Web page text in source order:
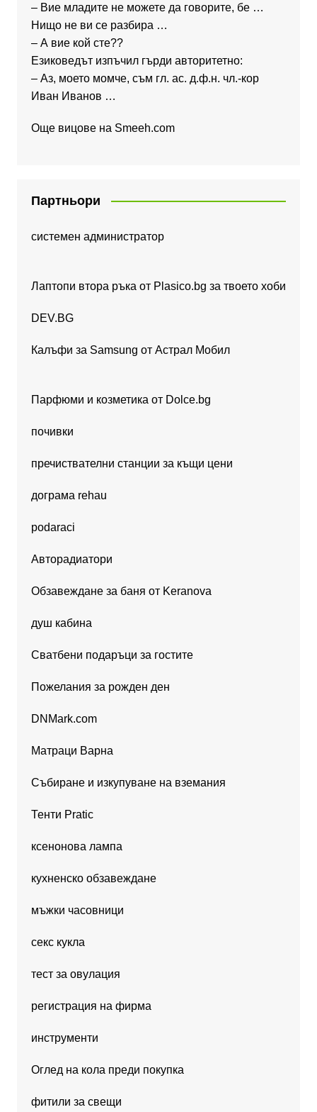
– Вие младите не можете да говорите, бе …
Нищо не ви се разбира …
– А вие кой сте??
Езиковедът изпъчил гърди авторитетно:
– Аз, моето момче, съм гл. ас. д.ф.н. чл.-кор
Иван Иванов …
Още вицове на Smeeh.com
Партньори
системен администратор
Лаптопи втора ръка от Plasico.bg за твоето хоби
DEV.BG
Калъфи за Samsung от Астрал Мобил
Парфюми и козметика от Dolce.bg
почивки
пречиствателни станции за къщи цени
дограма rehau
podaraci
Авторадиатори
Обзавеждане за баня от Keranova
душ кабина
Сватбени подаръци за гостите
Пожелания за рожден ден
DNMark.com
Матраци Варна
Събиране и изкупуване на вземания
Тенти Pratic
ксенонова лампа
кухненско обзавеждане
мъжки часовници
секс кукла
тест за овулация
регистрация на фирма
инструменти
Оглед на кола преди покупка
фитили за свещи